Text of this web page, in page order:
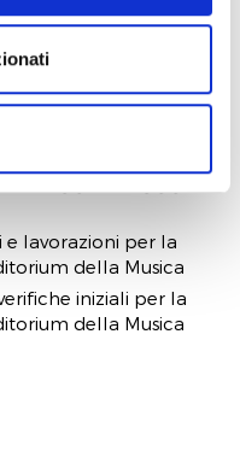
il progetto vuole
con eventi di richiamo
CON RACCOLTA
e lavorazioni per la
della Musica
iniziali per la
della Musica